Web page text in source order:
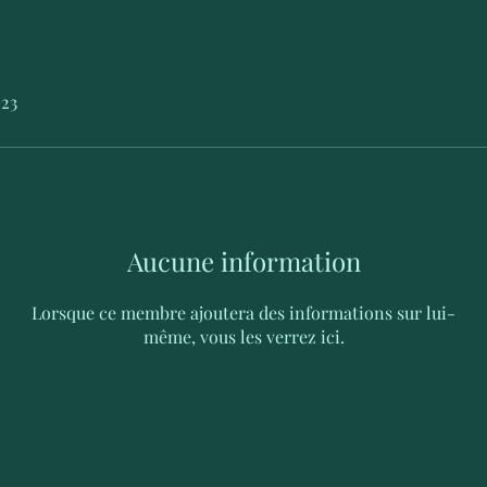
Aucune information
Lorsque ce membre ajoutera des informations sur lui-
même, vous les verrez ici.